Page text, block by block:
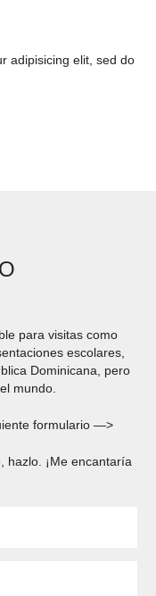
adipisicing elit, sed do
para visitas como
escolares,
Dominicana, pero
mundo.
formulario —>
hazlo. ¡Me encantaría